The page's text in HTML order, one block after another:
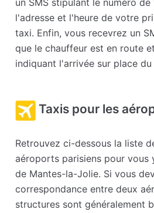
un SMS stipulant le numéro
l'adresse et l'heure de votre
taxi. Enfin, vous recevrez un
que le chauffeur est en route
indiquant l'arrivée sur place
Taxis pour les
Retrouvez ci-dessous la liste
aéroports parisiens pour vous
de Mantes-la-Jolie. Si vous
correspondance entre deux
structures sont généralement